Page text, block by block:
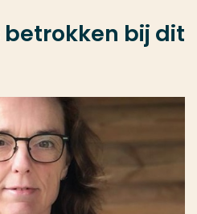
bij dit